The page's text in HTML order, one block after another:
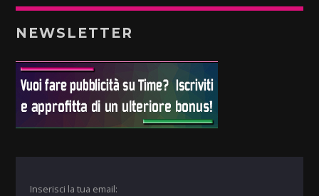
NEWSLETTER
Inserisci la tua email: